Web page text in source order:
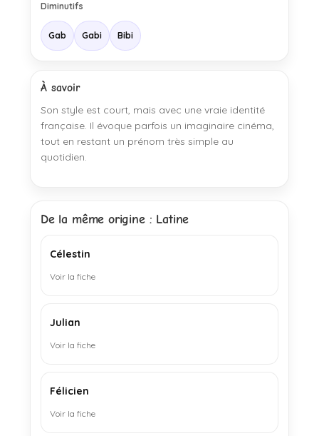
Diminutifs
Gab Gabi Bibi
À savoir
Son style est court, mais avec une vraie identité
française. Il évoque parfois un imaginaire cinéma,
tout en restant un prénom très simple au
quotidien.
De la même origine : Latine
Célestin
Voir la fiche
Julian
Voir la fiche
Félicien
Voir la fiche